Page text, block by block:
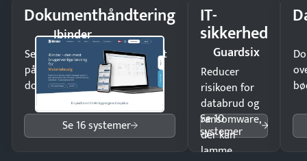
Dokumenthåndtering
Ibinder
Send kontrakter til underskrift
på minutter og mist ingen
dokumenter.
Se 16 systemer
IT-
sikkerhed
Guardsix
Reducer
risikoen for
databrud og
ransomware,
der kan
lamme
Se 10
systemer